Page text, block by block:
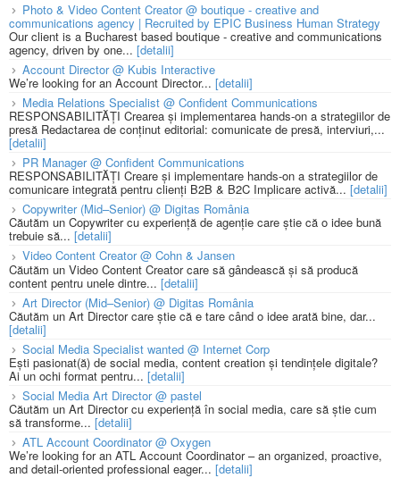
Photo & Video Content Creator @ boutique - creative and
communications agency | Recruited by EPIC Business Human Strategy
Our client is a Bucharest based boutique - creative and communications
agency, driven by one... [detalii]
Account Director @ Kubis Interactive
We’re looking for an Account Director... [detalii]
Media Relations Specialist @ Confident Communications
RESPONSABILITĂȚI Crearea și implementarea hands-on a strategiilor de
presă Redactarea de conținut editorial: comunicate de presă, interviuri,...
[detalii]
PR Manager @ Confident Communications
RESPONSABILITĂȚI Creare și implementare hands-on a strategiilor de
comunicare integrată pentru clienți B2B & B2C Implicare activă... [detalii]
Copywriter (Mid–Senior) @ Digitas România
Căutăm un Copywriter cu experiență de agenție care știe că o idee bună
trebuie să... [detalii]
Video Content Creator @ Cohn & Jansen
Căutăm un Video Content Creator care să gândească și să producă
content pentru unele dintre... [detalii]
Art Director (Mid–Senior) @ Digitas România
Căutăm un Art Director care știe că e tare când o idee arată bine, dar...
[detalii]
Social Media Specialist wanted @ Internet Corp
Ești pasionat(ă) de social media, content creation și tendințele digitale?
Ai un ochi format pentru... [detalii]
Social Media Art Director @ pastel
Căutăm un Art Director cu experiență în social media, care să știe cum
să transforme... [detalii]
ATL Account Coordinator @ Oxygen
We’re looking for an ATL Account Coordinator – an organized, proactive,
and detail-oriented professional eager... [detalii]